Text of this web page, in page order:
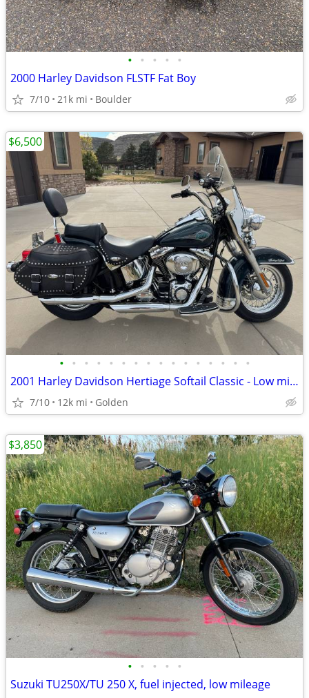
• • • • •
2000 Harley Davidson FLSTF Fat Boy
7/10 21k mi Boulder
• • • • • • • • • • • • • • • •
2001 Harley Davidson Hertiage Softail Classic - Low miles 11,700 - Showroom cond
7/10 12k mi Golden
$6,500
• • • • •
Suzuki TU250X/TU 250 X, fuel injected, low mileage
$3,850